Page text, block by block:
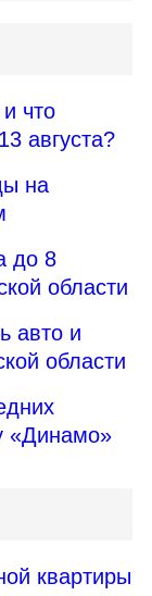
что
августа?
на
до 8
области
авто и
области
«Динамо»
квартиры